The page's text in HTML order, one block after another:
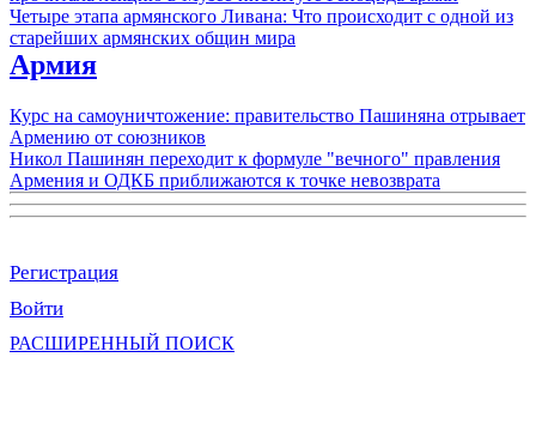
Четыре этапа армянского Ливана: Что происходит с одной из
старейших армянских общин мира
Армия
Курс на самоуничтожение: правительство Пашиняна отрывает
Армению от союзников
Никол Пашинян переходит к формуле "вечного" правления
Армения и ОДКБ приближаются к точке невозврата
Регистрация
Войти
РАСШИРЕННЫЙ ПОИСК